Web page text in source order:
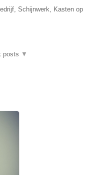
Schijnwerk, Kasten op
posts ▼